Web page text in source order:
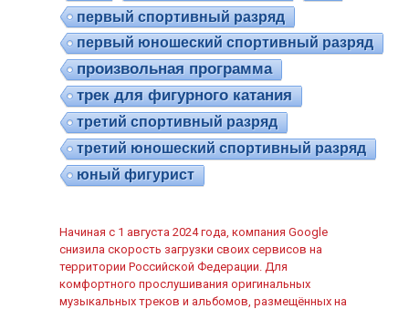
первый спортивный разряд
первый юношеский спортивный разряд
произвольная программа
трек для фигурного катания
третий спортивный разряд
третий юношеский спортивный разряд
юный фигурист
Начиная с 1 августа 2024 года, компания Google
снизила скорость загрузки своих сервисов на
территории Российской Федерации. Для
комфортного прослушивания оригинальных
музыкальных треков и альбомов, размещённых на